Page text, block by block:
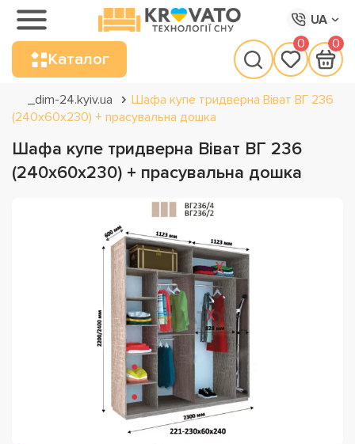
UA
Каталог
0 0
_dim-24.kyiv.ua
Шафа купе тридверна Віват ВГ 236
(240х60х230) + прасувальна дошка
Шафа купе тридверна Віват ВГ 236
(240х60х230) + прасувальна дошка